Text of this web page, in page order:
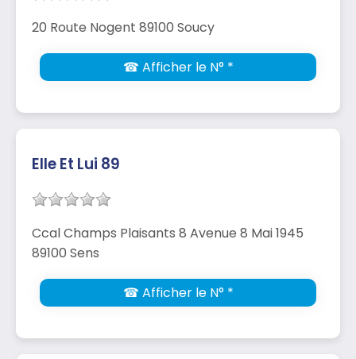
20 Route Nogent 89100 Soucy
☎ Afficher le N° *
Elle Et Lui 89
Ccal Champs Plaisants 8 Avenue 8 Mai 1945
89100 Sens
☎ Afficher le N° *